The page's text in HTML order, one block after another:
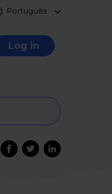
Português
Log in